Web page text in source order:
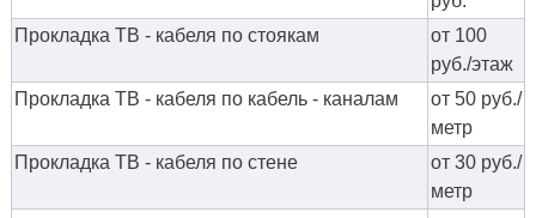
Прокладка ТВ - кабеля по стоякам
от 100
руб./этаж
Прокладка ТВ - кабеля по кабель - каналам
от 50 руб./
метр
Прокладка ТВ - кабеля по стене
от 30 руб./
метр